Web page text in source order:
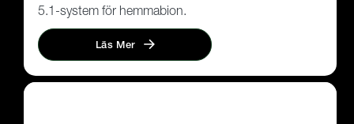
5.1-system för hemmabion.
Läs Mer